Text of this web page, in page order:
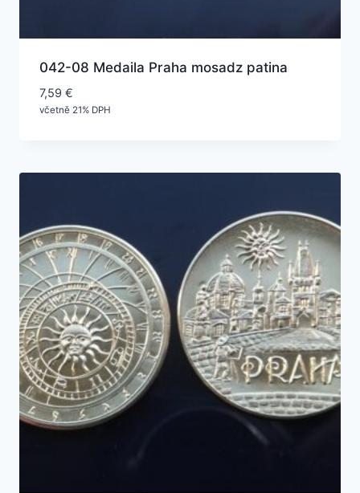
042-08 Medaila Praha mosadz patina
7,59 €
včetně 21% DPH